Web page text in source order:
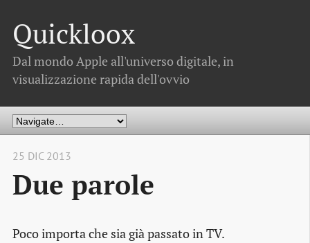
Quickloox
Dal mondo Apple all'universo digitale, in
visualizzazione rapida dell'ovvio
25 DIC 2013
Due parole
Poco importa che sia già passato in TV.